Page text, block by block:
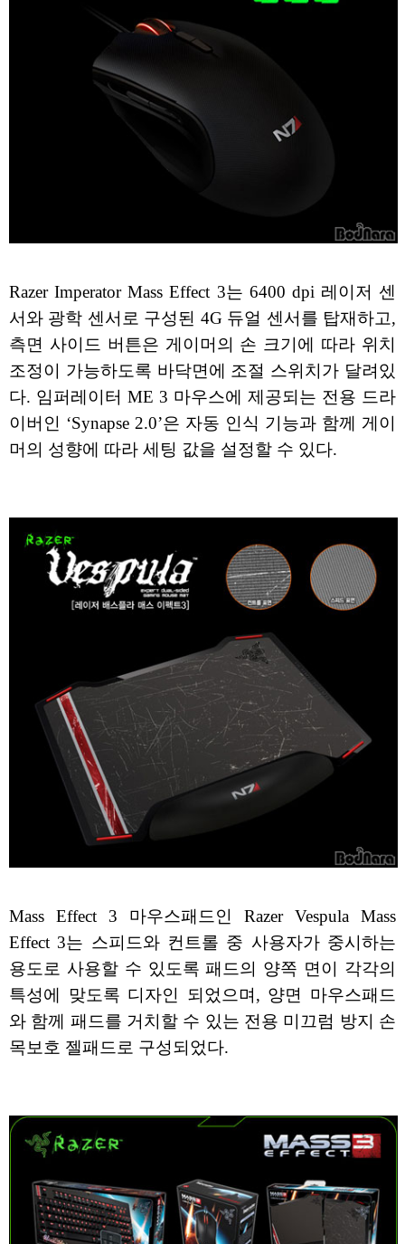
Razer Imperator Mass Effect 3는 6400 dpi 레이저 센
서와 광학 센서로 구성된 4G 듀얼 센서를 탑재하고,
측면 사이드 버튼은 게이머의 손 크기에 따라 위치
조정이 가능하도록 바닥면에 조절 스위치가 달려있
다. 임퍼레이터 ME 3 마우스에 제공되는 전용 드라
이버인 ‘Synapse 2.0’은 자동 인식 기능과 함께 게이
머의 성향에 따라 세팅 값을 설정할 수 있다.
Mass Effect 3 마우스패드인 Razer Vespula Mass
Effect 3는 스피드와 컨트롤 중 사용자가 중시하는
용도로 사용할 수 있도록 패드의 양쪽 면이 각각의
특성에 맞도록 디자인 되었으며, 양면 마우스패드
와 함께 패드를 거치할 수 있는 전용 미끄럼 방지 손
목보호 젤패드로 구성되었다.